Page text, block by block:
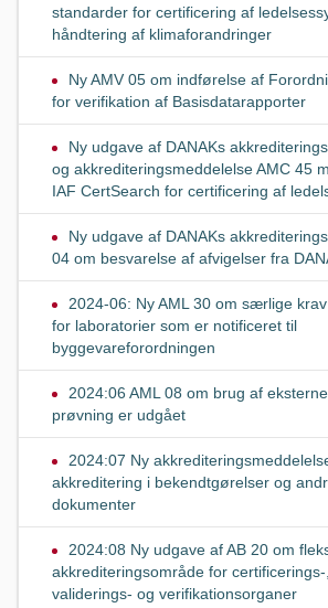
standarder for certificering af
håndtering af klimaforandringer
Ny AMV 05 om indførelse af
for verifikation af Basisdatarapporter
Ny udgave af DANAKs
og akkrediteringsmeddelelse AMC 45
IAF CertSearch for certificering af
Ny udgave af DANAKs
04 om besvarelse af afvigelser fra
2024-06: Ny AML 30 om særlige
for laboratorier som er notificeret til
byggevareforordningen
2024:06 AML 08 om brug af
prøvning er udgået
2024:07 Ny
akkreditering i bekendtgørelser og
dokumenter
2024:08 Ny udgave af AB 20 om
akkrediteringsområde for certificerings-
validerings- og verifikationsorganer